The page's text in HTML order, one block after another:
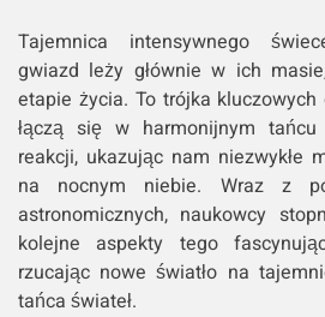
Tajemnica intensywnego
gwiazd leży głównie w ich
etapie życia. To trójka kluczowych
łączą się w harmonijnym tańcu
reakcji, ukazując nam niezwykłe
na nocnym niebie. Wraz z
astronomicznych, naukowcy
kolejne aspekty tego
rzucając nowe światło na
tańca świateł.